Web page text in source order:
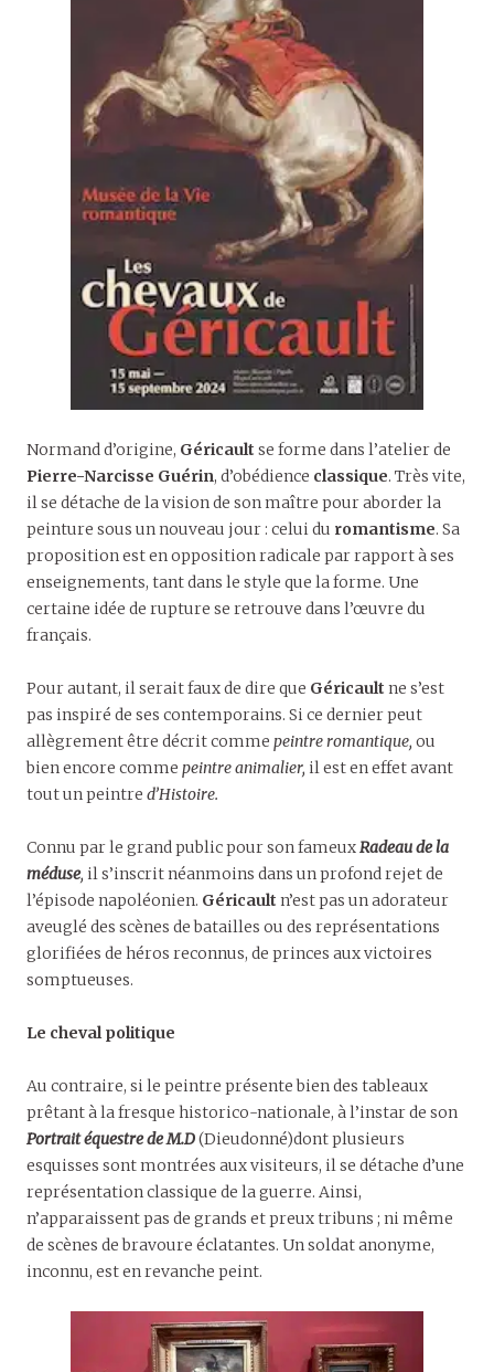
Normand d’origine, Géricault se forme dans l’atelier de
Pierre-Narcisse Guérin, d’obédience classique. Très vite,
il se détache de la vision de son maître pour aborder la
peinture sous un nouveau jour : celui du romantisme. Sa
proposition est en opposition radicale par rapport à ses
enseignements, tant dans le style que la forme. Une
certaine idée de rupture se retrouve dans l’œuvre du
français.
Pour autant, il serait faux de dire que Géricault ne s’est
pas inspiré de ses contemporains. Si ce dernier peut
allègrement être décrit comme peintre romantique, ou
bien encore comme peintre animalier, il est en effet avant
tout un peintre d’Histoire.
Connu par le grand public pour son fameuxRadeau de la
méduse, il s’inscrit néanmoins dans un profond rejet de
l’épisode napoléonien. Géricault n’est pas un adorateur
aveuglé des scènes de batailles ou des représentations
glorifiées de héros reconnus, de princes aux victoires
somptueuses.
Le cheval politique
Au contraire, si le peintre présente bien des tableaux
prêtant à la fresque historico-nationale, à l’instar de son
Portrait équestre de M.D(Dieudonné)dont plusieurs
esquisses sont montrées aux visiteurs, il se détache d’une
représentation classique de la guerre. Ainsi,
n’apparaissent pas de grands et preux tribuns ; ni même
de scènes de bravoure éclatantes. Un soldat anonyme,
inconnu, est en revanche peint.